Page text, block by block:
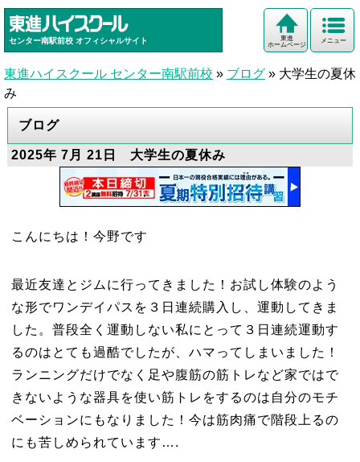
センター南駅前校 オフィシャルサイト メニュー
東進
ホームページ
東進ハイスクール センター南駅前校 » ブログ » 大学生の夏休
み
ブログ
2025年 7月 21日 大学生の夏休み
こんにちは！今野です
最近友達とジムに行ってきました！お試し体験のよう
な形でワンデイパスを３日連続購入し、運動してきま
した。普段全く運動しない私にとって３日連続運動す
るのはとても過酷でしたが、ハマってしまいました！
ランニングだけでなく足や腹筋の筋トレなど家ではで
きないような器具を使い筋トレをするのは自分のモチ
ベーションにもなりました！今は筋肉痛で階段上るの
にも苦しめられています….